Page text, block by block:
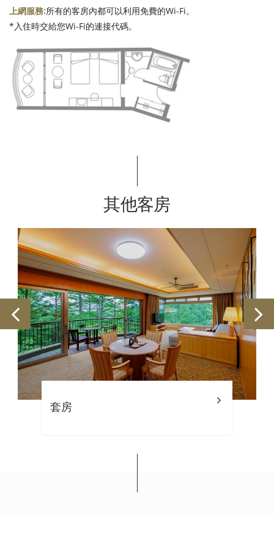
上網服務:所有的客房內都可以利用免費的Wi-Fi。
*入住時交給您Wi-Fi的連接代碼。
其他客房
套房